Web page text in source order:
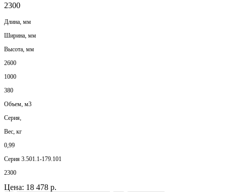
2300
Длина, мм
Ширина, мм
Высота, мм
2600
1000
380
Объем, м3
Серия,
Вес, кг
0,99
Серия 3.501.1-179.101
2300
Цена: 18 478 р.